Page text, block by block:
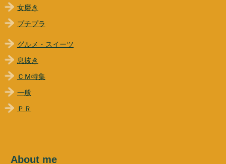
女磨き
プチプラ
グルメ・スイーツ
息抜き
ＣＭ特集
一般
ＰＲ
About me